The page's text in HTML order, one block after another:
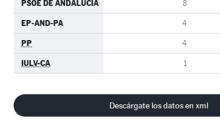
PSOE DE ANDALUCIA 8
EP-AND-PA 4
PP 4
IULV-CA 1
Descárgate los datos en xml